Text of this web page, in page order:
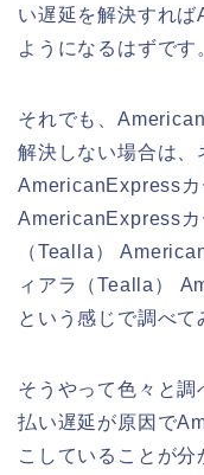
い遅延を解決すれ
ようになるはずです
それでも、
解決しない場合は、
AmericanExpressカ
AmericanExpress
（Tealla）
ィアラ（Tealla）
という感じで調べて
そうやって色々と
払い遅延が原因で
こしていることが